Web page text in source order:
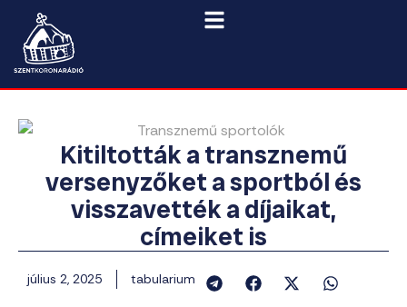
Kitiltották a transznemű
versenyzőket a sportból és
visszavették a díjaikat,
címeiket is
július 2, 2025 tabularium